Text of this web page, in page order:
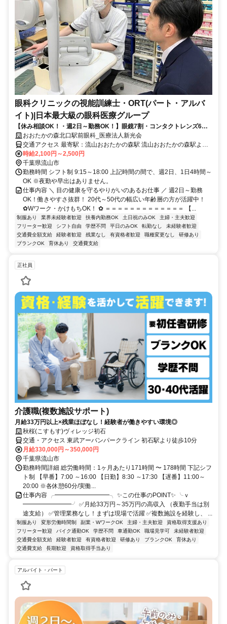
眼科クリニックの視能訓練士・ORT(パート・アルバ
イト)|日本最大級の眼科医療グループ
【休み相談OK！・週2日～勤務OK！】眼鏡7割・コンタクトレンズ6割
引きの社割あり〇かけもち・WワークOK！働きやすさ抜群！充実の環境
で安心〇
おおたかの森北口駅前眼科_医療法人新光会
交通アクセス 最寄駅：流山おおたかの森駅 流山おおたかの森駅より
徒歩1分 ＜未経験歓迎・週2日からOK＞ ＜主婦さん・フリーターさん
活躍中＞ ＜メガネ・コンタクトの社割あり（ご家族含む）＞ 【勤務
地】 千葉県流山市 おおたかの森北口駅前眼科 敷地内全面禁煙
時給2,100円～2,500円
千葉県流山市
勤務時間 シフト制 9:15～18:00 上記時間の間で、週2日、1日4時間～
OK ※夜勤や早出はありません。
仕事内容 ＼ 目の健康を守るやりがいのあるお仕事 ／ 週2日～勤務
OK！働きやすさ抜群！ 20代～50代の幅広い年齢層の方が活躍中！
✿Wワーク・かけもちOK！ ✿ ＝＝＝＝＝＝＝＝＝＝＝＝＝ 【...
制服あり 業界未経験者歓迎 扶養内勤務OK 土日祝のみOK
主婦・主夫歓迎
フリーター歓迎
シフト自由 学歴不問 平日のみOK 転勤なし
未経験者歓迎
交通費全額支給
経験者歓迎 残業なし 有資格者歓迎 職種変更なし
研修あり
ブランクOK
育休あり 交通費支給
正社員
介護職(複数施設サポート)
月給33万円以上×残業ほぼなし！経験者が働きやすい環境◎
秋桜(こすもす)ヴィレッジ初石
交通・アクセス 東武アーバンパークライン 初石駅より徒歩10分
月給330,000円～350,000円
千葉県流山市
勤務時間詳細 総労働時間：1ヶ月あたり171時間 〜 178時間 下記シフ
ト制 【早番】7:00 ～16:00 【日勤】8:30 ～17:30 【遅番】11:00～
20:00 ※各休憩60分/実働...
仕事内容 ╭━━━━━━━━━╮ ✨この仕事のPOINT✨ ╰ｖ
━━━━━━━━╯ ✅月給33万円～35万円の高収入 （夜勤手当は別
途支給） ✅管理業務なし！まずは現場で活躍 ✅複数施設を経験し、 ...
制服あり 変形労働時間制 副業・WワークOK 主婦・主夫歓迎
資格取得支援あり
フリーター歓迎
バイク通勤OK 学歴不問 車通勤OK 職場見学可
未経験者歓迎
交通費全額支給
経験者歓迎 有資格者歓迎 研修あり ブランクOK
育休あり
交通費支給
長期歓迎 資格取得手当あり
アルバイト・パート